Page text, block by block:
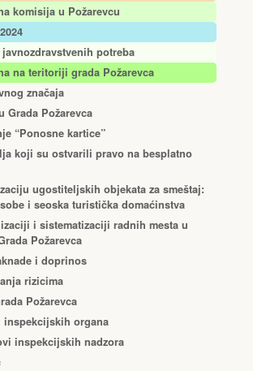
komisija u Požarevcu
potreba
na teritoriji grada Požarevca
značaja
Grada Požarevca
“Ponosne kartice”
koji su ostvarili pravo na besplatno
ugostiteljskih objekata za smeštaj:
i seoska turistička domaćinstva
i sistematizaciji radnih mesta u
Požarevca
i doprinos
rizicima
Požarevca
inspekcijskih organa
inspekcijskih nadzora